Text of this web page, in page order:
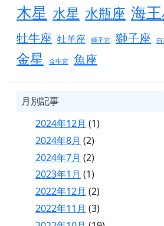
木星 水星 水瓶座 海
牡牛座 牡羊座 獅子宮 獅子座
金星 金牛宮 魚座
月別記事
2024年12月 (1)
2024年8月 (2)
2024年7月 (2)
2023年1月 (1)
2022年12月 (2)
2022年11月 (3)